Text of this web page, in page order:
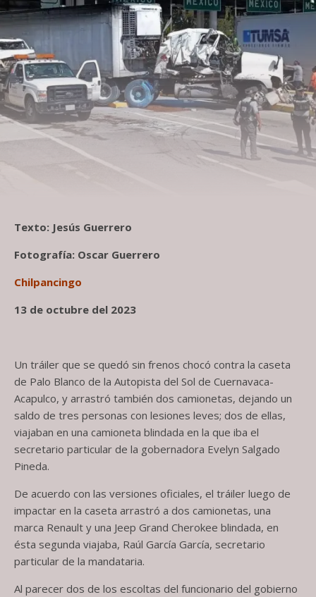
Texto: Jesús Guerrero
Fotografía: Oscar Guerrero
Chilpancingo
13 de octubre del 2023
Un tráiler que se quedó sin frenos chocó contra la caseta
de Palo Blanco de la Autopista del Sol de Cuernavaca-
Acapulco, y arrastró también dos camionetas, dejando un
saldo de tres personas con lesiones leves; dos de ellas,
viajaban en una camioneta blindada en la que iba el
secretario particular de la gobernadora Evelyn Salgado
Pineda.
De acuerdo con las versiones oficiales, el tráiler luego de
impactar en la caseta arrastró a dos camionetas, una
marca Renault y una Jeep Grand Cherokee blindada, en
ésta segunda viajaba, Raúl García García, secretario
particular de la mandataria.
Al parecer dos de los escoltas del funcionario del gobierno